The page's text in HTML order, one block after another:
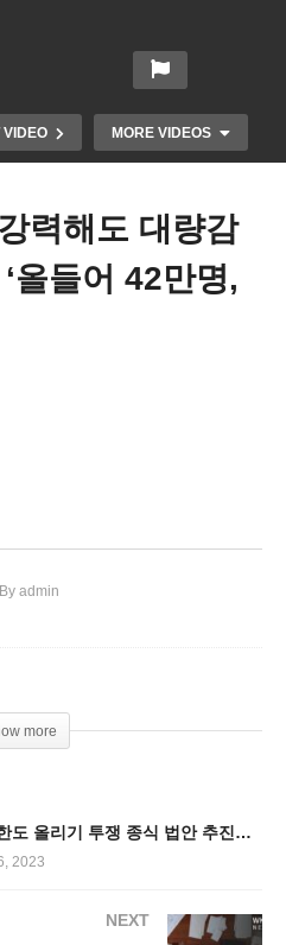
VIDEO MORE VIDEOS
등 각국 성장 올해 보다 내
력해도 대량감
올들어 42만명,
By admin
more
미국 국가부채한도 올리기 투쟁 종식 법안 추진된다
2023
NEXT